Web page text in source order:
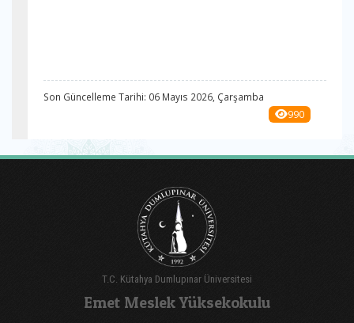
Son Güncelleme Tarihi: 06 Mayıs 2026, Çarşamba
990
T.C. Kütahya Dumlupınar Üniversitesi
Emet Meslek Yüksekokulu